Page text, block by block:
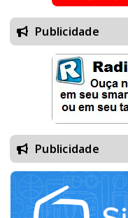
Publicidade
Publicidade